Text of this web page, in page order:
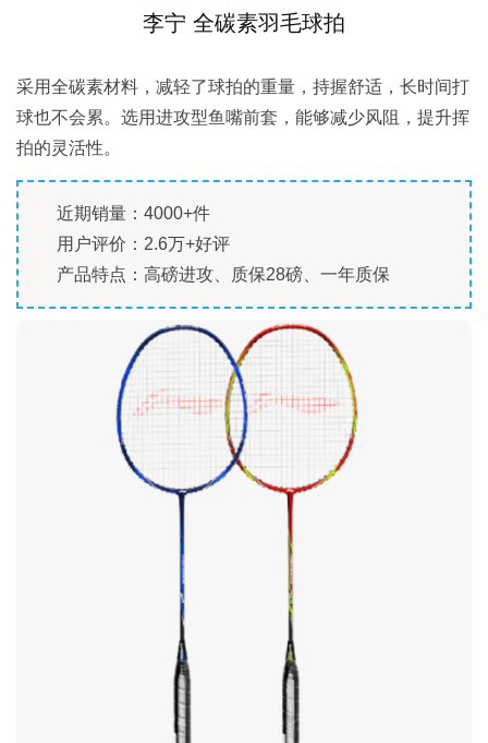
李宁 全碳素羽毛球拍
采用全碳素材料，减轻了球拍的重量，持握舒适，长时间打
球也不会累。选用进攻型鱼嘴前套，能够减少风阻，提升挥
拍的灵活性。
近期销量：4000+件
用户评价：2.6万+好评
产品特点：高磅进攻、质保28磅、一年质保